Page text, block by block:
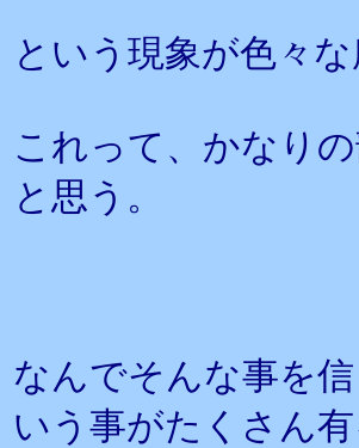
という現象が色々
これって、かなり
と思う。
なんでそんな事を
いう事がたくさん有